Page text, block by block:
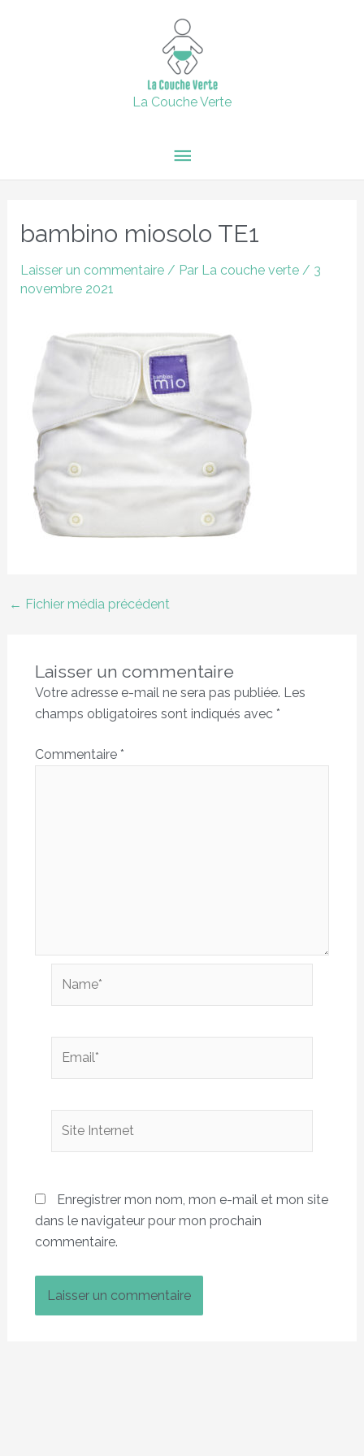
le code : 2024 + Livraison offerte en point relais dès 60€
d'achats.
Fermer
La Couche Verte
Menu
principal
bambino miosolo TE1
Laisser un commentaire / Par La couche verte / 3
novembre 2021
articles
← Fichier média précédent
Laisser un commentaire
Votre adresse e-mail ne sera pas publiée. Les
champs obligatoires sont indiqués avec *
Commentaire *
Internet
Enregistrer mon nom, mon e-mail et mon site
dans le navigateur pour mon prochain
commentaire.